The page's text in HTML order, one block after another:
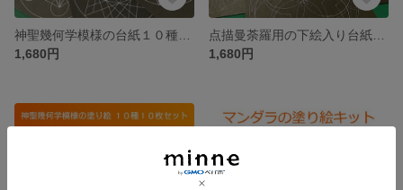
1,680円
1,680円